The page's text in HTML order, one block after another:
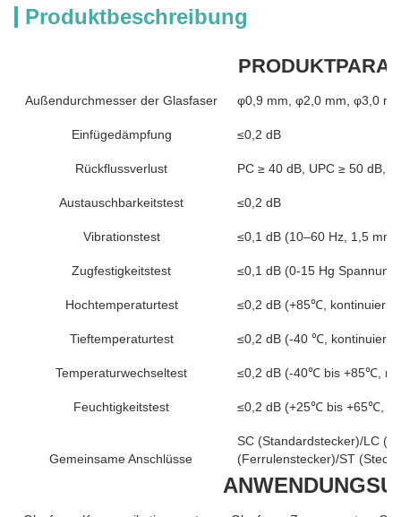
Produktbeschreibung
Außendurchmesser der Glasfaser φ0,9 mm, φ2,0 mm, φ3,0
Einfügedämpfung ≤0,2 dB
Rückflussverlust PC ≥ 40 dB, UPC ≥ 50 dB,
Austauschbarkeitstest ≤0,2 dB
Vibrationstest ≤0,1 dB (10–60 Hz, 1,5 mm
Zugfestigkeitstest ≤0,1 dB (0-15 Hg
Hochtemperaturtest ≤0,2 dB (+85℃,
Tieftemperaturtest ≤0,2 dB (-40 ℃,
Temperaturwechseltest ≤0,2 dB (-40℃ bis +85℃,
Feuchtigkeitstest ≤0,2 dB (+25℃ bis +65℃,
Gemeinsame Anschlüsse
SC (Standardstecker)/LC
(Ferrulenstecker)/ST